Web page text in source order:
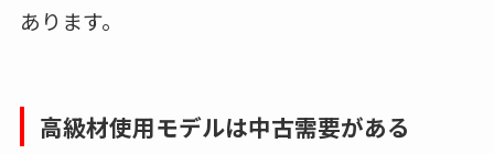
あります。
高級材使用モデルは中古需要がある